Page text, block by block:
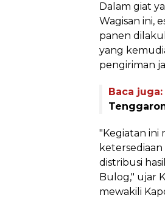
Dalam giat
Wagisan ini,
panen
yang
pengiriman
Baca juga:
"Kegiatan ini
distribusi
Bulog," ujar
mewakili